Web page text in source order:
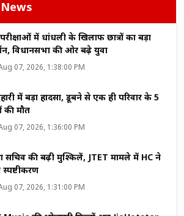
परीक्षाओं में धांधली के खिलाफ छात्रों का बड़ा
विधानसभा की ओर बढ़े युवा
07, 2026, 1:38:00 PM
में बड़ा हादसा, डूबने से एक ही परिवार के 5
की मौत
07, 2026, 1:36:00 PM
सचिव की बढ़ी मुश्किलें, JTET मामले में HC ने
स्पष्टीकरण
07, 2026, 1:31:00 PM